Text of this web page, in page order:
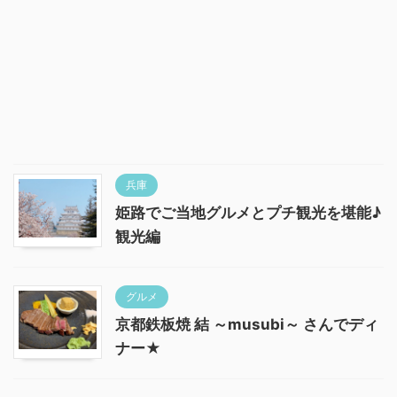
兵庫
姫路でご当地グルメとプチ観光を堪能♪
観光編
グルメ
京都鉄板焼 結 ～musubi～ さんでディ
ナー★